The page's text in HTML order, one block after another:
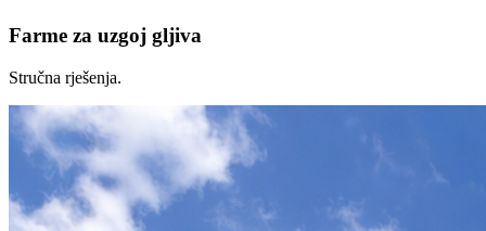
Farme za uzgoj gljiva
Stručna rješenja.